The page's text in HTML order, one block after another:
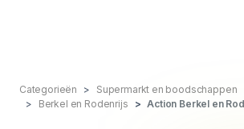
Categorieën
Supermarkt en boodschappen
Berkel en Rodenrijs
Action Berkel en